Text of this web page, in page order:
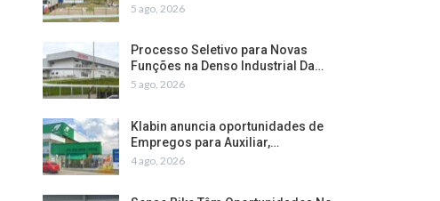
5 ago, 2026
Processo Seletivo para Novas
Funções na Denso Industrial Da…
5 ago, 2026
Klabin anuncia oportunidades de
Empregos para Auxiliar,…
4 ago, 2026